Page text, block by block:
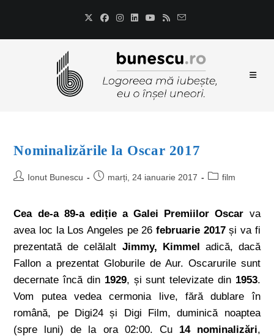
Nominalizările la Oscar 2017
Ionut Bunescu marți, 24 ianuarie 2017 film
Cea de-a 89-a ediție a Galei Premiilor Oscar va
avea loc la Los Angeles pe 26 februarie 2017și va fi
prezentată de celălalt Jimmy, Kimmel adică, dacă
Fallon a prezentat Globurile de Aur. Oscarurile sunt
decernate încă din 1929, și sunt televizate din 1953.
Vom putea vedea cermonia live, fără dublare în
română, pe Digi24 și Digi Film, duminică noaptea
(spre luni) de la ora 02:00. Cu 14 nominalizări,